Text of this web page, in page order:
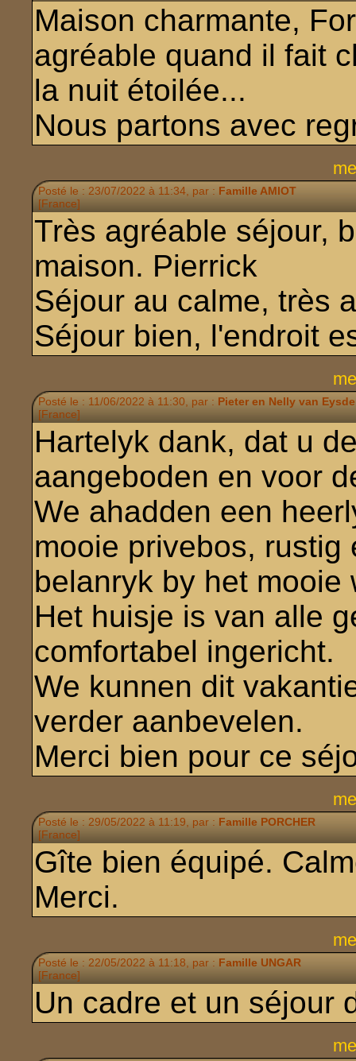
Maison charmante,
agréable quand il fait
la nuit étoilée...
Nous partons avec
Posté le : 23/07/2022 à 11:34, par : Famille AMIOT
[France]
Très agréable séjour,
maison. Pierrick
Séjour au calme, très
Séjour bien, l'endroit
Posté le : 11/06/2022 à 11:30, par : Pieter en Nelly van
[France]
Hartelyk dank, dat u
aangeboden en voor
We ahadden een
mooie privebos, rustig
belanryk by het mooie
Het huisje is van alle
comfortabel ingericht.
We kunnen dit
verder aanbevelen.
Merci bien pour ce
Posté le : 29/05/2022 à 11:19, par : Famille PORCHER
[France]
Gîte bien équipé.
Merci.
Posté le : 22/05/2022 à 11:18, par : Famille UNGAR
[France]
Un cadre et un séjour